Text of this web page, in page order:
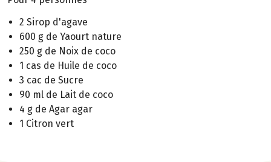
2 Sirop d'agave
600 g de Yaourt nature
250 g de Noix de coco
1 cas de Huile de coco
3 cac de Sucre
90 ml de Lait de coco
4 g de Agar agar
1 Citron vert